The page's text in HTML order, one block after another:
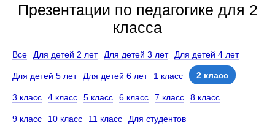
Презентации по педагогике для 2
класса
Все Для детей 2 лет Для детей 3 лет Для детей 4 лет
Для детей 5 лет Для детей 6 лет 1 класс 2 класс
3 класс 4 класс 5 класс 6 класс 7 класс 8 класс
9 класс 10 класс 11 класс Для студентов